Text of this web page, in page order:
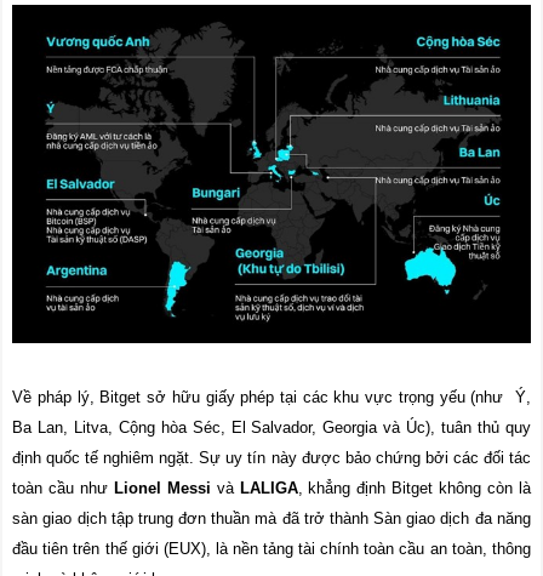
Về pháp lý, Bitget sở hữu giấy phép tại các khu vực trọng yếu (như Ý,
Ba Lan, Litva, Cộng hòa Séc, El Salvador, Georgia và Úc), tuân thủ quy
định quốc tế nghiêm ngặt. Sự uy tín này được bảo chứng bởi các đối tác
toàn cầu như Lionel Messi và LALIGA, khẳng định Bitget không còn là
sàn giao dịch tập trung đơn thuần mà đã trở thành Sàn giao dịch đa năng
đầu tiên trên thế giới (EUX), là nền tảng tài chính toàn cầu an toàn, thông